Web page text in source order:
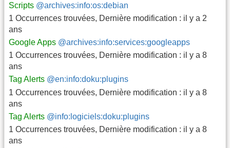
Scripts @archives:info:os:debian
1 Occurrences trouvées, Dernière modification : il y a 2
ans
Google Apps @archives:info:services:googleapps
1 Occurrences trouvées, Dernière modification : il y a 8
ans
Tag Alerts @en:info:doku:plugins
1 Occurrences trouvées, Dernière modification : il y a 8
ans
Tag Alerts @info:logiciels:doku:plugins
1 Occurrences trouvées, Dernière modification : il y a 8
ans